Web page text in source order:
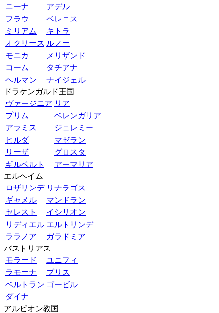
ニーナ
アデル
フラウ
ベレニス
ミリアム
キトラ
オクリース ルノー
モニカ
メリザンド
コーム
タチアナ
ヘルマン
ナイジェル
ドラケンガルド王国
ヴァージニア リア
プリム
ベレンガリア
アラミス
ジェレミー
ヒルダ
マゼラン
リーザ
グロスタ
ギルベルト
アーマリア
エルヘイム
ロザリンデ リナラゴス
ギャメル
マンドラン
セレスト
イシリオン
リディエル エルトリンデ
ララノア
ガラドミア
バストリアス
モラード
ユニフィ
ラモーナ
ブリス
ベルトラン ゴービル
ダイナ
アルビオン教国